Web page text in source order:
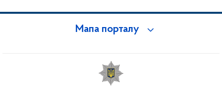
Мапа порталу